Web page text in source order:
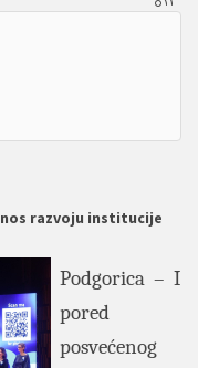
razvoju institucije
Podgorica – I
pored
posvećenog